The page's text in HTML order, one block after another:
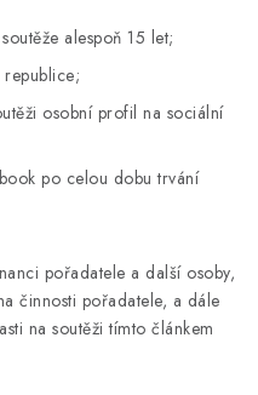
alespoň 15 let;
osobní profil na sociální
po celou dobu trvání
pořadatele a další osoby,
činnosti pořadatele, a dále
na soutěži tímto článkem